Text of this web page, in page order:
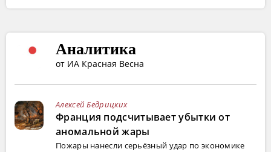
Аналитика
от ИА Красная Весна
Алексей Бедрицких
Франция подсчитывает убытки от
аномальной жары
Пожары нанесли серьёзный удар по экономике